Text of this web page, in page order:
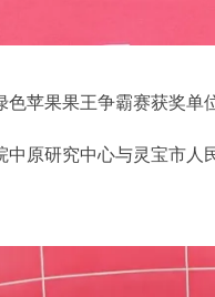
色苹果果王争霸赛获奖单
中原研究中心与灵宝市